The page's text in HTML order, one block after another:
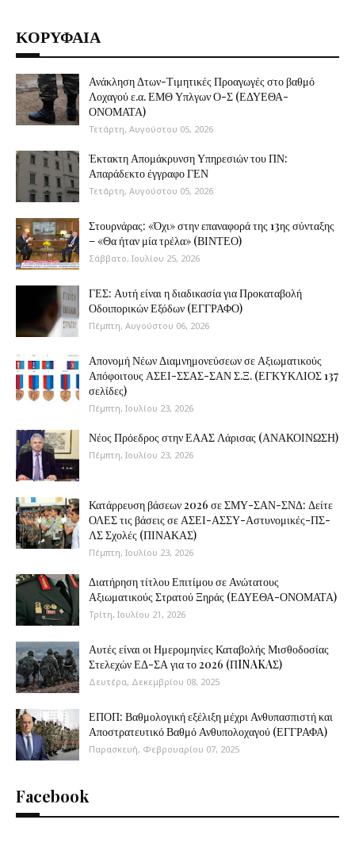
ΚΟΡΥΦΑΙΑ
Ανάκληση Δτων-Τιμητικές Προαγωγές στο βαθμό
Λοχαγού ε.α. ΕΜΘ Υπλγων Ο-Σ (ΕΔΥΕΘΑ-
ΟΝΟΜΑΤΑ)
Τετάρτη, Αυγούστου 05, 2026
Έκτακτη Απομάκρυνση Υπηρεσιών του ΠΝ:
Απαράδεκτο έγγραφο ΓΕΝ
Τετάρτη, Αυγούστου 05, 2026
Στουρνάρας: «Όχι» στην επαναφορά της 13ης σύνταξης
– «Θα ήταν μία τρέλα» (ΒΙΝΤΕΟ)
Σάββατο, Ιουλίου 25, 2026
ΓΕΣ: Αυτή είναι η διαδικασία για Προκαταβολή
Οδοιπορικών Εξόδων (ΕΓΓΡΑΦΟ)
Πέμπτη, Αυγούστου 06, 2026
Απονομή Νέων Διαμνημονεύσεων σε Αξιωματικούς
Απόφοιτους ΑΣΕΙ-ΣΣΑΣ-ΣΑΝ Σ.Ξ. (ΕΓΚΥΚΛΙΟΣ 137
σελίδες)
Πέμπτη, Ιουλίου 23, 2026
Νέος Πρόεδρος στην ΕΑΑΣ Λάρισας (ΑΝΑΚΟΙΝΩΣΗ)
Πέμπτη, Ιουλίου 23, 2026
Κατάρρευση βάσεων 2026 σε ΣΜΥ-ΣΑΝ-ΣΝΔ: Δείτε
ΟΛΕΣ τις βάσεις σε ΑΣΕΙ-ΑΣΣΥ-Αστυνομικές-ΠΣ-
ΛΣ Σχολές (ΠΙΝΑΚΑΣ)
Πέμπτη, Ιουλίου 23, 2026
Διατήρηση τίτλου Επιτίμου σε Ανώτατους
Αξιωματικούς Στρατού Ξηράς (ΕΔΥΕΘΑ-ΟΝΟΜΑΤΑ)
Τρίτη, Ιουλίου 21, 2026
Αυτές είναι οι Ημερομηνίες Καταβολής Μισθοδοσίας
Στελεχών ΕΔ-ΣΑ για το 2026 (ΠINAKAΣ)
Δευτέρα, Δεκεμβρίου 08, 2025
ΕΠΟΠ: Βαθμολογική εξέλιξη μέχρι Ανθυπασπιστή και
Αποστρατευτικό Βαθμό Ανθυπολοχαγού (ΕΓΓΡΑΦΑ)
Παρασκευή, Φεβρουαρίου 07, 2025
Facebook